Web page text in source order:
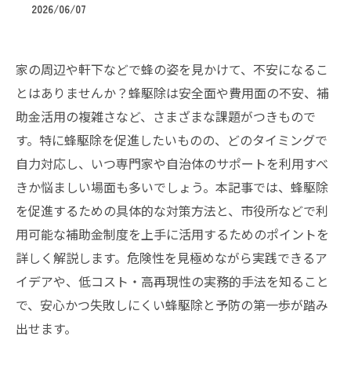
2026/06/07
家の周辺や軒下などで蜂の姿を見かけて、不安になるこ
とはありませんか？蜂駆除は安全面や費用面の不安、補
助金活用の複雑さなど、さまざまな課題がつきもので
す。特に蜂駆除を促進したいものの、どのタイミングで
自力対応し、いつ専門家や自治体のサポートを利用すべ
きか悩ましい場面も多いでしょう。本記事では、蜂駆除
を促進するための具体的な対策方法と、市役所などで利
用可能な補助金制度を上手に活用するためのポイントを
詳しく解説します。危険性を見極めながら実践できるア
イデアや、低コスト・高再現性の実務的手法を知ること
で、安心かつ失敗しにくい蜂駆除と予防の第一歩が踏み
出せます。